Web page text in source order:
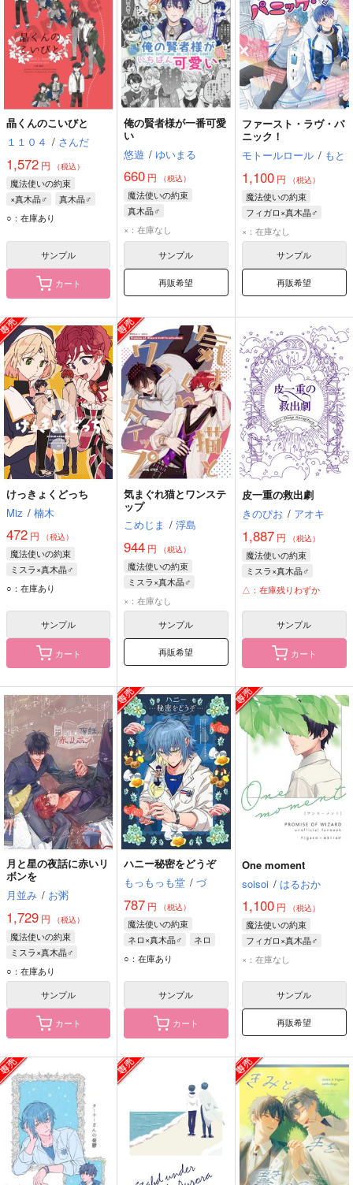
晶くんのこいびと
１１０４ / さんだ
1,572 円 （税込）
魔法使いの約束
×真木晶♂
真木晶♂
スノウ
ホワイト
○：在庫あり
サンプル
カート
俺の賢者様が一番可愛
い
悠遊 / ゆいまる
660 円 （税込）
魔法使いの約束
真木晶♂
オールキャラ
×：在庫なし
サンプル
再販希望
ファースト・ラヴ・パ
ニック！
モトールロール / もと
1,100円 （税込）
魔法使いの約束
フィガロ×真木晶♂
フィガロ
×：在庫なし
サンプル
再販希望
けっきょくどっち
Miz / 楠木
472 円 （税込）
魔法使いの約束
ミスラ×真木晶♂
ミスラ
真木晶♂
○：在庫あり
サンプル
カート
気まぐれ猫とワンステ
ップ
こめじま / 浮島
944 円 （税込）
魔法使いの約束
ミスラ×真木晶♂
ミスラ
真木晶♂
×：在庫なし
サンプル
再販希望
皮一重の救出劇
きのぴお / アオキ
1,887円 （税込）
魔法使いの約束
ミスラ×真木晶♂
ミスラ
真木晶♂
△：在庫残りわずか
サンプル
カート
月と星の夜話に赤いリ
ボンを
月並み / お粥
1,729 円 （税込）
魔法使いの約束
ミスラ×真木晶♂
ミスラ
真木晶♂
○：在庫あり
サンプル
カート
ハニー秘密をどうぞ
もっもっも堂 / づ
787 円 （税込）
魔法使いの約束
ネロ×真木晶♂
ネロ
真木晶♂
○：在庫あり
サンプル
カート
One moment
soisoi / はるおか
1,100円 （税込）
魔法使いの約束
フィガロ×真木晶♂
フィガロ
×：在庫なし
サンプル
再販希望